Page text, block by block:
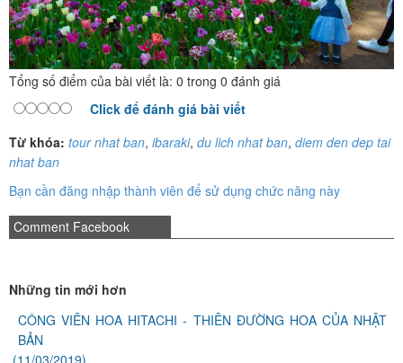
Tổng số điểm của bài viết là: 0 trong 0 đánh giá
Click để đánh giá bài viết
Từ khóa: tour nhat ban, ibaraki, du lich nhat ban, diem den dep tai
nhat ban
Bạn cần đăng nhập thành viên để sử dụng chức năng này
Comment Facebook
Những tin mới hơn
CÔNG VIÊN HOA HITACHI - THIÊN ĐƯỜNG HOA CỦA NHẬT
BẢN